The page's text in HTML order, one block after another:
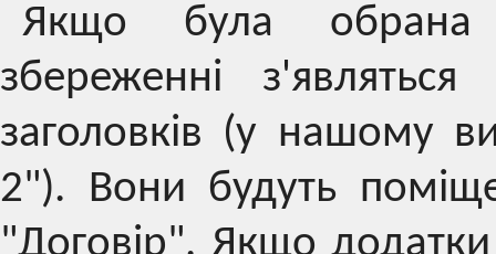
Якщо була обрана
збереженні
заголовків (у нашому
2"). Вони будуть
"Договір". Якщо